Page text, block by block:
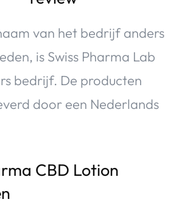
van het bedrijf anders
is Swiss Pharma Lab
bedrijf. De producten
door een Nederlands
CBD Lotion